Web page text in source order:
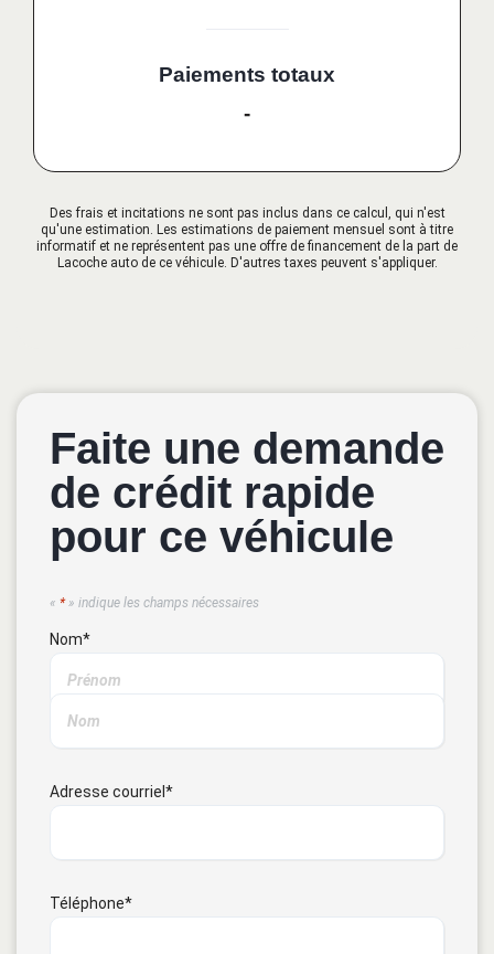
Paiements totaux
-
Des frais et incitations ne sont pas inclus dans ce calcul, qui n'est
qu'une estimation. Les estimations de paiement mensuel sont à titre
informatif et ne représentent pas une offre de financement de la part de
Lacoche auto de ce véhicule. D'autres taxes peuvent s'appliquer.
Faite une demande
de crédit rapide
pour ce véhicule
« *» indique les champs nécessaires
Nom*
Adresse courriel *
Téléphone*